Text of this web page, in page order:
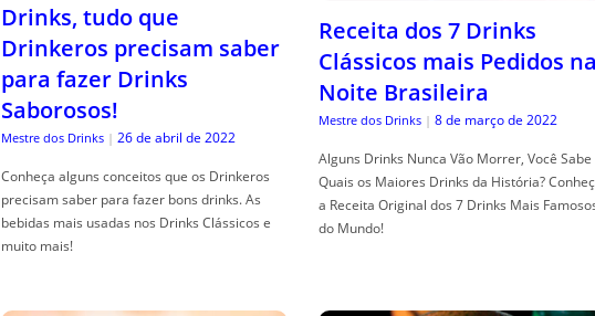
Drinks, tudo que
Drinkeros precisam saber
para fazer Drinks
Saborosos!
Mestre dos Drinks | 26 de abril de 2022
Conheça alguns conceitos que os Drinkeros
precisam saber para fazer bons drinks. As
bebidas mais usadas nos Drinks Clássicos e
muito mais!
Receita dos 7 Drinks
Clássicos mais Pedidos
Noite Brasileira
Mestre dos Drinks | 8 de março de 2022
Alguns Drinks Nunca Vão Morrer, Você Sabe
Quais os Maiores Drinks da História?
a Receita Original dos 7 Drinks Mais
do Mundo!